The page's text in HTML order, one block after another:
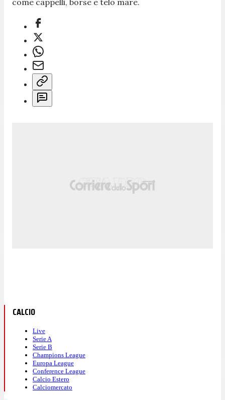
CALCIO
Live
Serie A
Serie B
Champions League
Europa League
Conference League
Calcio Estero
Calciomercato